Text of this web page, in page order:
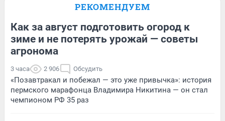
РЕКОМЕНДУЕМ
Как за август подготовить огород к
зиме и не потерять урожай — советы
агронома
3 часа 2 906 Обсудить
«Позавтракал и побежал — это уже привычка»: история
пермского марафонца Владимира Никитина — он стал
чемпионом РФ 35 раз